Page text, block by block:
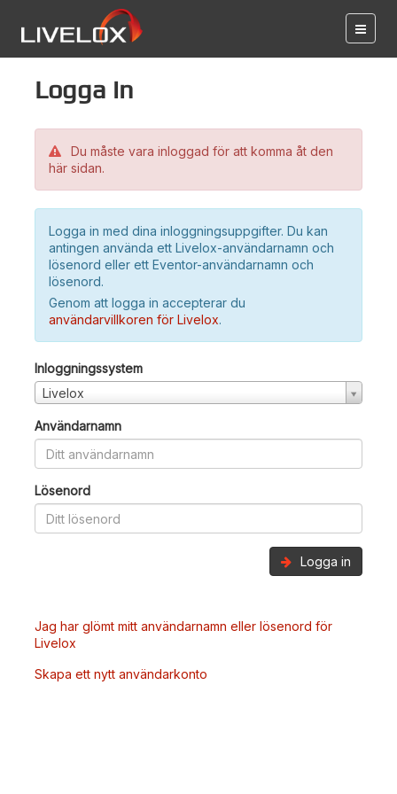
Logga in
Du måste vara inloggad för att komma åt den
här sidan.
Logga in med dina inloggningsuppgifter. Du kan
antingen använda ett Livelox-användarnamn och
lösenord eller ett Eventor-användarnamn och
lösenord.
Genom att logga in accepterar du
användarvillkoren för Livelox.
Inloggningssystem
Livelox
Användarnamn
Lösenord
Logga in
Jag har glömt mitt användarnamn eller lösenord för
Livelox
Skapa ett nytt användarkonto